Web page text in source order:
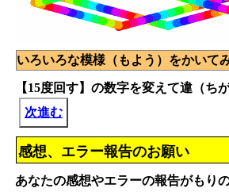
いろいろな模様（もよう）をかいて
【15度回す】の数字を変えて違（ち
次進む
感想、エラー報告のお願い
あなたの感想やエラーの報告がもり